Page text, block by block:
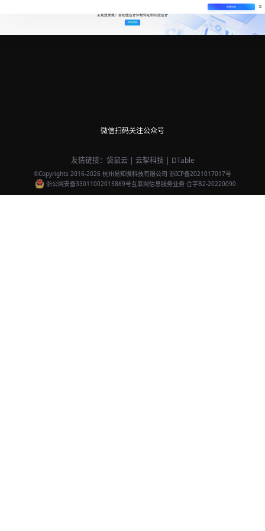
免费试用
实现效果难？易知微设计师帮你定制同款设计
定制同款
微信扫码关注公众号
友情链接： 袋鼠云 | 云掣科技 | DTable
©Copyrights 2016-2026 杭州易知微科技有限公司 浙ICP备2021017017号
浙公网安备33011002015869号互联网信息服务业务 合字B2-20220090